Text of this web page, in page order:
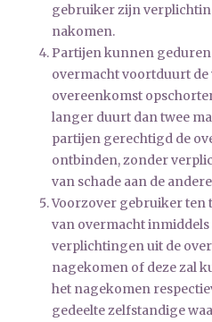
gebruiker zijn
nakomen.
Partijen kunnen
overmacht voortduurt
overeenkomst
langer duurt dan twee
partijen gerechtigd de
ontbinden, zonder
van schade aan de
Voorzover gebruiker ten
van overmacht
verplichtingen uit de
nagekomen of deze zal
het nagekomen
gedeelte zelfstandige